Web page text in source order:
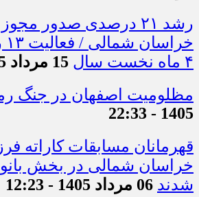
رشد ۲۱ درصدی صدور
۴ ماه نخست سال
15 مرداد 1405 - 0:03
مظلومیت اصفهان در جنگ
1405 - 22:33
قهرمانان مسابقات کاراته
خراسان شمالی در بخش
شدند 06 مرداد 1405 - 12:23